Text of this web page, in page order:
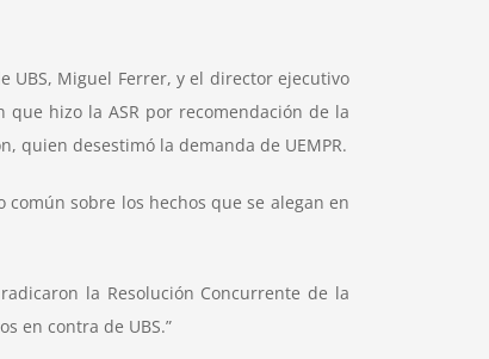
UBS, Miguel Ferrer, y el director ejecutivo
que hizo la ASR por recomendación de la
quien desestimó la demanda de UEMPR.
sobre los hechos que se alegan en
la Resolución Concurrente de la
en contra de UBS.”